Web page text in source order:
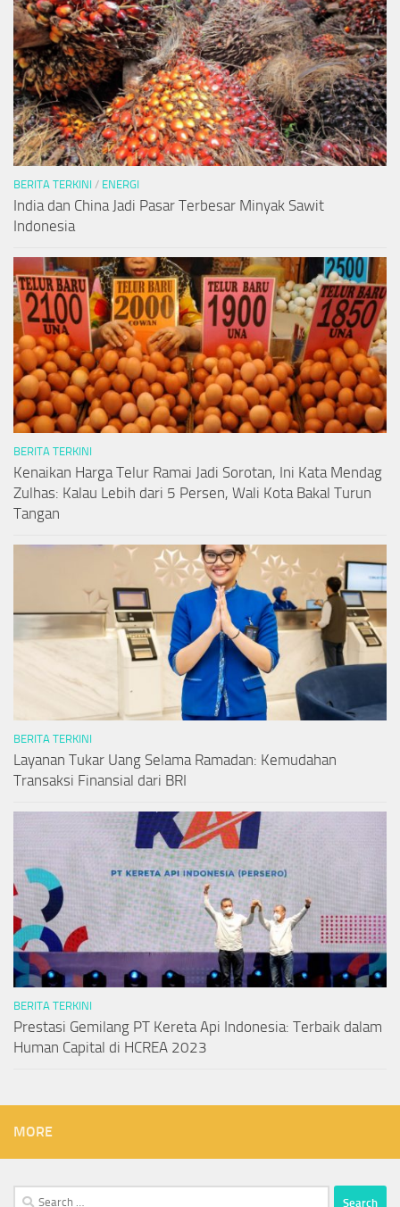
BERITA TERKINI / ENERGI
India dan China Jadi Pasar Terbesar Minyak Sawit
Indonesia
BERITA TERKINI
Kenaikan Harga Telur Ramai Jadi Sorotan, Ini Kata Mendag
Zulhas: Kalau Lebih dari 5 Persen, Wali Kota Bakal Turun
Tangan
BERITA TERKINI
Layanan Tukar Uang Selama Ramadan: Kemudahan
Transaksi Finansial dari BRI
BERITA TERKINI
Prestasi Gemilang PT Kereta Api Indonesia: Terbaik dalam
Human Capital di HCREA 2023
MORE
Search